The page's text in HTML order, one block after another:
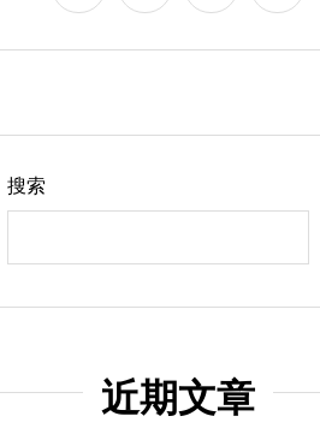
搜索
近期文章